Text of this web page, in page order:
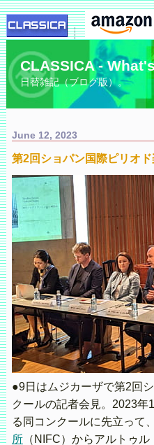
CLASSICA -
日替雑記（ブログ版）。
June 12, 2023
第2回ショパン国際ピリオ
●9日はムジカーザで第2回
クールの記者会見。2023
る同コンクールに先立って
所（NIFC）からアルトゥ